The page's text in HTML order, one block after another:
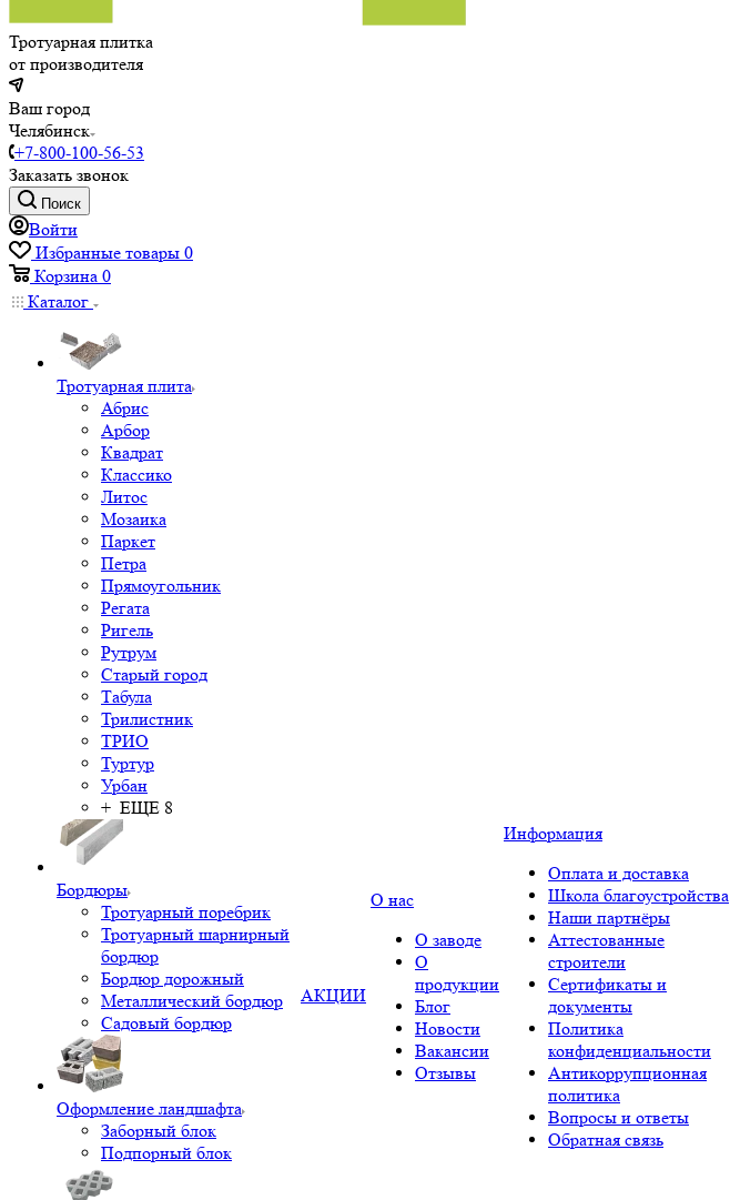
Тротуарная плитка
от производителя
Ваш город
Челябинск
+7-800-100-56-53
Заказать звонок
Поиск
Войти
Избранные товары 0
Корзина 0
Каталог
Тротуарная плита
Абрис
Арбор
Квадрат
Классико
Литос
Мозаика
Паркет
Петра
Прямоугольник
Регата
Ригель
Рутрум
Старый город
Табула
Трилистник
ТРИО
Туртур
Урбан
+ ЕЩЕ 8
Бордюры
Тротуарный поребрик
Тротуарный шарнирный
бордюр
Бордюр дорожный
Металлический бордюр
Садовый бордюр
Оформление ландшафта
Заборный блок
Подпорный блок
АКЦИИ
О нас
О заводе
О
продукции
Блог
Новости
Вакансии
Отзывы
Информация
Оплата и доставка
Школа благоустройства
Наши партнёры
Аттестованные
строители
Сертификаты и
документы
Политика
конфиденциальности
Антикоррупционная
политика
Вопросы и ответы
Обратная связь